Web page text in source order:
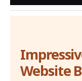
Website